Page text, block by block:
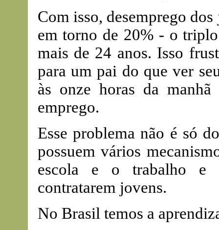
Com isso, desemprego
em torno de 20% - o triplo
mais de 24 anos. Isso
para um pai do que ver
às onze horas da
emprego.
Esse problema não é só
possuem vários
escola e o trabalho e
contratarem jovens.
No Brasil temos a